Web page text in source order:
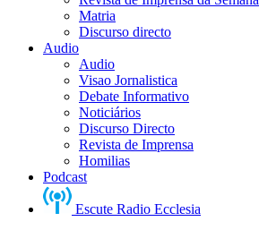
Matria
Discurso directo
Audio
Audio
Visao Jornalistica
Debate Informativo
Noticiários
Discurso Directo
Revista de Imprensa
Homilias
Podcast
Escute Radio Ecclesia